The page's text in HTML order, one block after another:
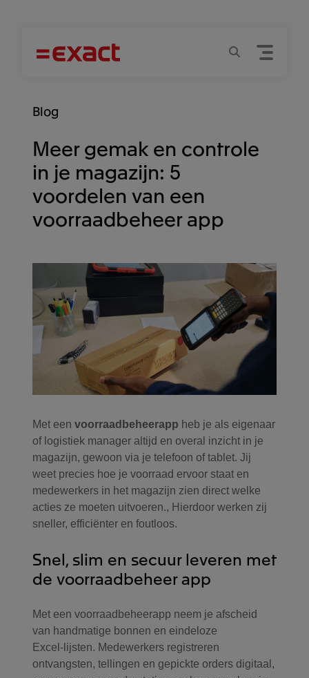
Menu
Zoeken
Blog
Meer gemak en controle
in je magazijn: 5
voordelen van een
voorraadbeheer app
Met een voorraadbeheerapp heb je als eigenaar
of logistiek manager altijd en overal inzicht in je
magazijn, gewoon via je telefoon of tablet. Jij
weet precies hoe je voorraad ervoor staat en
medewerkers in het magazijn zien direct welke
acties ze moeten uitvoeren., Hierdoor werken zij
sneller, efficiënter en foutloos.
Snel, slim en secuur leveren met
de voorraadbeheer app
Met een voorraadbeheerapp neem je afscheid
van handmatige bonnen en eindeloze
Excel‑lijsten. Medewerkers registreren
ontvangsten, tellingen en gepickte orders digitaal,